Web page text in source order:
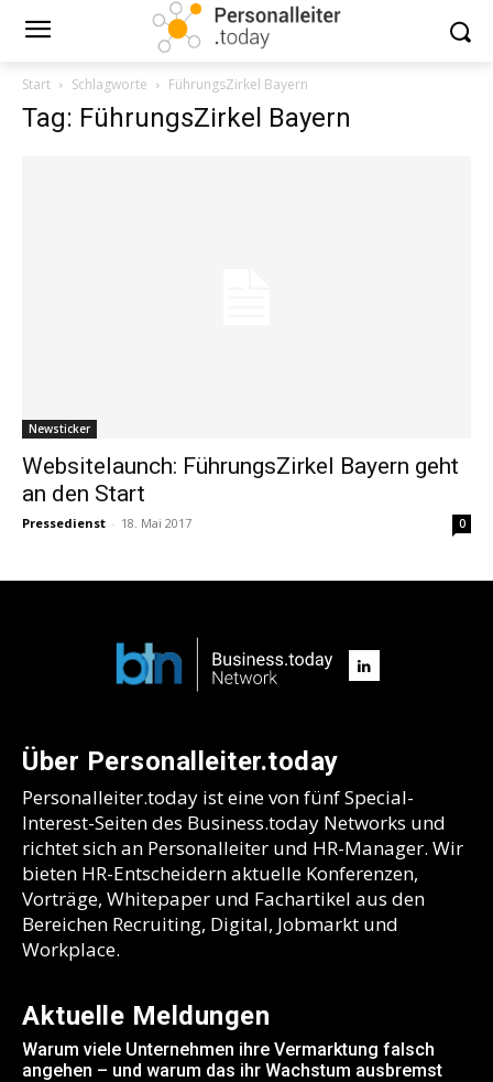
Start Schlagworte FührungsZirkel Bayern
Tag: FührungsZirkel Bayern
Newsticker
Websitelaunch: FührungsZirkel Bayern geht
an den Start
Pressedienst - 18. Mai 2017 0
Über Personalleiter.today
Personalleiter.today ist eine von fünf Special-
Interest-Seiten des Business.today Networks und
richtet sich an Personalleiter und HR-Manager. Wir
bieten HR-Entscheidern aktuelle Konferenzen,
Vorträge, Whitepaper und Fachartikel aus den
Bereichen Recruiting, Digital, Jobmarkt und
Workplace.
Aktuelle Meldungen
Warum viele Unternehmen ihre Vermarktung falsch
angehen – und warum das ihr Wachstum ausbremst